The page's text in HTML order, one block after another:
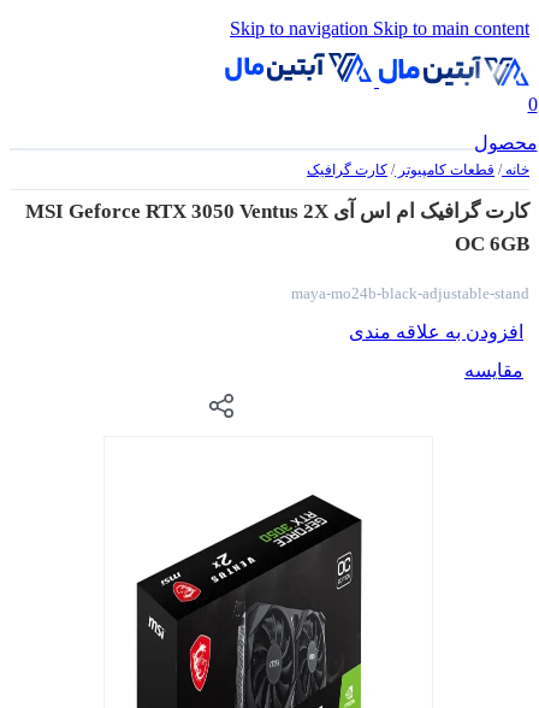
Skip to navigation Skip to main content
0
محصول
خانه/ قطعات کامپیوتر/ کارت گرافیک
کارت گرافیک ام اس آی MSI Geforce RTX 3050 Ventus 2X
OC 6GB
maya-mo24b-black-adjustable-stand
افزودن به علاقه مندی
مقایسه